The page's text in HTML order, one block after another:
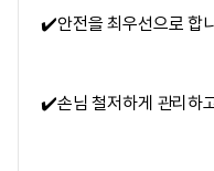
✔️안전을 최우선으로 합
✔️손님 철저하게 관리하